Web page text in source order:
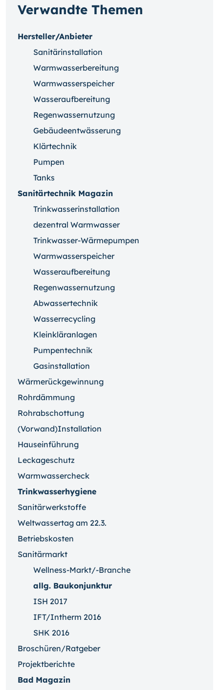
Verwandte Themen
Hersteller/Anbieter
Sanitärinstallation
Warmwasserbereitung
Warmwasserspeicher
Wasseraufbereitung
Regenwassernutzung
Gebäudeentwässerung
Klärtechnik
Pumpen
Tanks
Sanitärtechnik Magazin
Trinkwasserinstallation
dezentral Warmwasser
Trinkwasser-Wärmepumpen
Warmwasserspeicher
Wasseraufbereitung
Regenwassernutzung
Abwassertechnik
Wasserrecycling
Kleinkläranlagen
Pumpentechnik
Gasinstallation
Wärmerückgewinnung
Rohrdämmung
Rohrabschottung
(Vorwand)Installation
Hauseinführung
Leckageschutz
Warmwassercheck
Trinkwasserhygiene
Sanitärwerkstoffe
Weltwassertag am 22.3.
Betriebskosten
Sanitärmarkt
Wellness-Markt/-Branche
allg. Baukonjunktur
ISH 2017
IFT/Intherm 2016
SHK 2016
Broschüren/Ratgeber
Projektberichte
Bad Magazin